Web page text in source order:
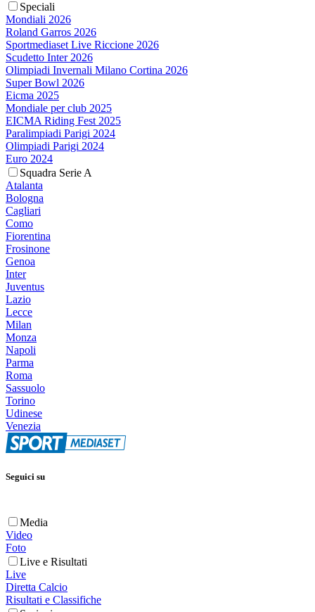
Speciali
Mondiali 2026
Roland Garros 2026
Sportmediaset Live Riccione 2026
Scudetto Inter 2026
Olimpiadi Invernali Milano Cortina 2026
Super Bowl 2026
Eicma 2025
Mondiale per club 2025
EICMA Riding Fest 2025
Paralimpiadi Parigi 2024
Olimpiadi Parigi 2024
Euro 2024
Squadra Serie A
Atalanta
Bologna
Cagliari
Como
Fiorentina
Frosinone
Genoa
Inter
Juventus
Lazio
Lecce
Milan
Monza
Napoli
Parma
Roma
Sassuolo
Torino
Udinese
Venezia
Seguici su
Media
Video
Foto
Live e Risultati
Live
Diretta Calcio
Risultati e Classifiche